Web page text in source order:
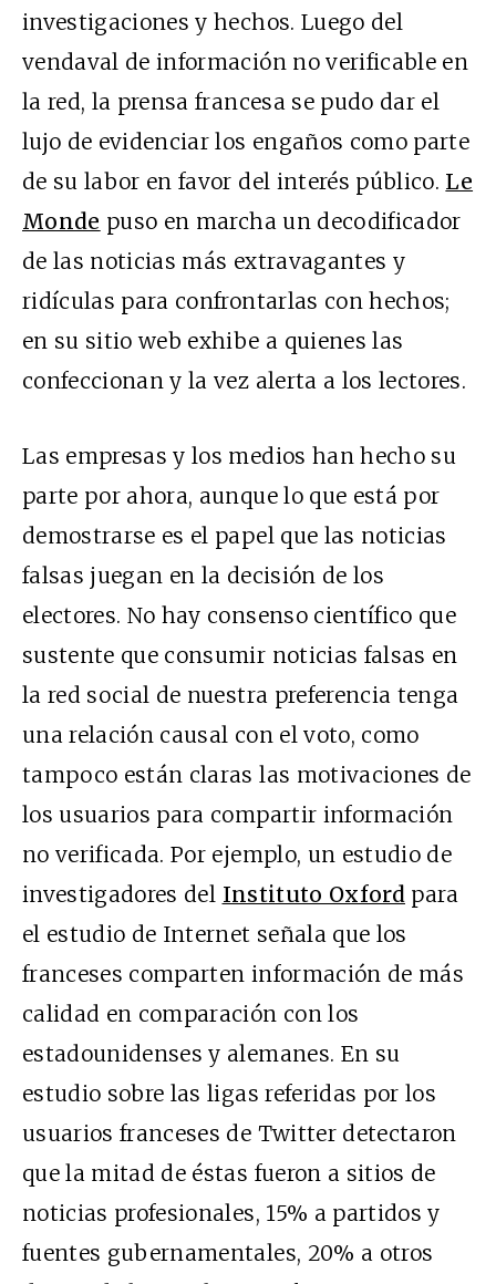
investigaciones y hechos. Luego del
vendaval de información no verificable en
la red, la prensa francesa se pudo dar el
lujo de evidenciar los engaños como parte
de su labor en favor del interés público. Le
Monde puso en marcha un decodificador
de las noticias más extravagantes y
ridículas para confrontarlas con hechos;
en su sitio web exhibe a quienes las
confeccionan y la vez alerta a los lectores.
Las empresas y los medios han hecho su
parte por ahora, aunque lo que está por
demostrarse es el papel que las noticias
falsas juegan en la decisión de los
electores. No hay consenso científico que
sustente que consumir noticias falsas en
la red social de nuestra preferencia tenga
una relación causal con el voto, como
tampoco están claras las motivaciones de
los usuarios para compartir información
no verificada. Por ejemplo, un estudio de
investigadores del Instituto Oxfordpara
el estudio de Internet señala que los
franceses comparten información de más
calidad en comparación con los
estadounidenses y alemanes. En su
estudio sobre las ligas referidas por los
usuarios franceses de Twitter detectaron
que la mitad de éstas fueron a sitios de
noticias profesionales, 15% a partidos y
fuentes gubernamentales, 20% a otros